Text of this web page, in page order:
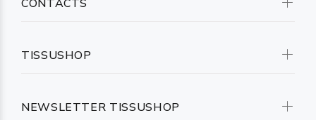
NEWSLETTER TISSUSHOP
CONTACTS
TISSUSHOP